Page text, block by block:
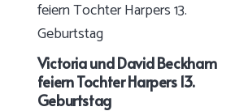
Victoria und David Beckham
feiern Tochter Harpers 13.
Geburtstag